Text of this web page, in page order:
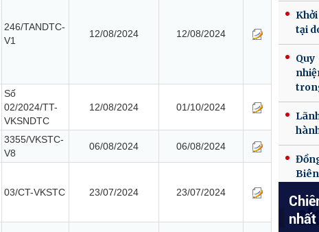
246/TANDTC-
V1
12/08/2024 12/08/2024
Số
02/2024/TT-
VKSNDTC
12/08/2024 01/10/2024
3355/VKSTC-
V8
06/08/2024 06/08/2024
03/CT-VKSTC 23/07/2024 23/07/2024
tại
nhất